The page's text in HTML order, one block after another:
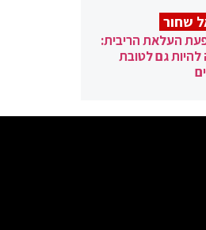
שחור
העלאת הריבית:
להיות גם לטובת